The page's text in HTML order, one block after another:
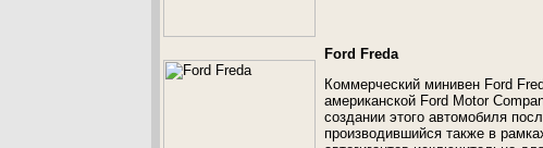
Ford Freda
Коммерческий минивен Ford
американской Ford Motor
создании этого автомобиля
производившийся также в